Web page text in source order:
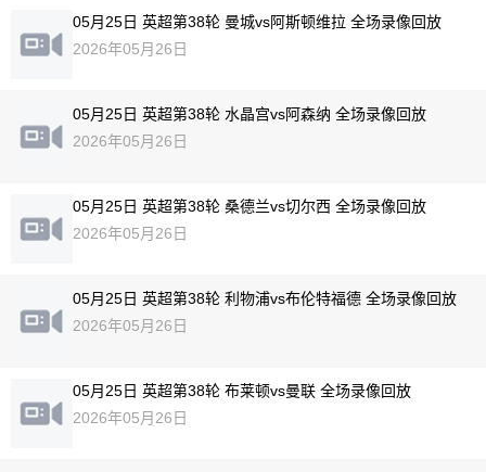
05月25日 英超第38轮 曼城vs阿斯顿维拉 全场录像回放
2026年05月26日
05月25日 英超第38轮 水晶宫vs阿森纳 全场录像回放
2026年05月26日
05月25日 英超第38轮 桑德兰vs切尔西 全场录像回放
2026年05月26日
05月25日 英超第38轮 利物浦vs布伦特福德 全场录像回放
2026年05月26日
05月25日 英超第38轮 布莱顿vs曼联 全场录像回放
2026年05月26日